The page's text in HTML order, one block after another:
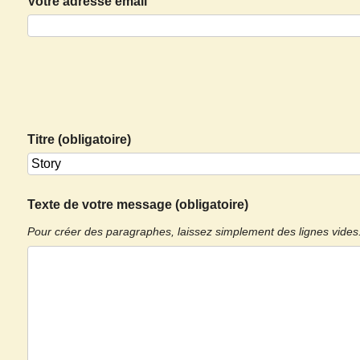
Titre (obligatoire)
Texte de votre message (obligatoire)
Pour créer des paragraphes, laissez simplement des lignes